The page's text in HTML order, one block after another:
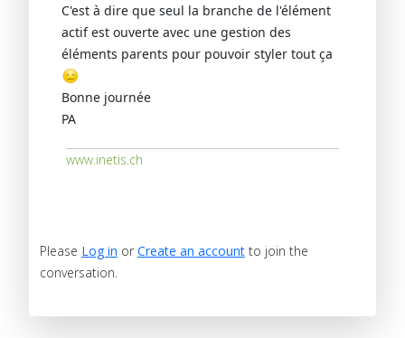
C'est à dire que seul la branche de l'élément
actif est ouverte avec une gestion des
éléments parents pour pouvoir styler tout ça
Bonne journée
PA
www.inetis.ch
Please Log in or Create an account to join the
conversation.